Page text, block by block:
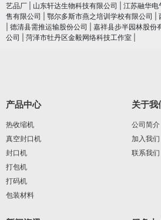
艺品厂
山东轩达生物科技有限公司 江苏融华电
售有限公司
鄂尔多斯市燕之培训学校有限公司
德清县需推运输股份公司 嘉祥县步半园林股份
公司
菏泽市牡丹区金毅网络科技工作室
产品中心
热收缩机
真空封口机
封口机
打包机
打码机
包装材料
关于我
公司简介
加入我们
联系我们